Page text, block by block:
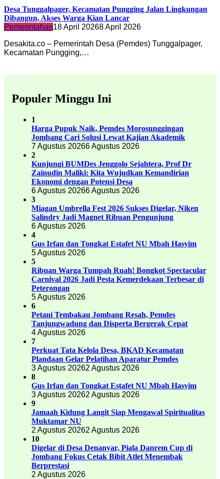
Desa Tunggalpager, Kecamatan Pungging Jalan Lingkungan
Dibangun, Akses Warga Kian Lancar
Pemerintahan18 April 20268 April 2026
Desakita.co – Pemerintah Desa (Pemdes) Tunggalpager,
Kecamatan Pungging,…
Populer Minggu Ini
1
Harga Pupuk Naik, Pemdes Morosunggingan
Jombang Cari Solusi Lewat Kajian Akademik
7 Agustus 20266 Agustus 2026
2
Kunjungi BUMDes Jenggolo Sejahtera, Prof Dr
Zainudin Maliki: Kita Wujudkan Kemandirian
Ekonomi dengan Potensi Desa
6 Agustus 20266 Agustus 2026
3
Miagan Umbrella Fest 2026 Sukses Digelar, Niken
Salindry Jadi Magnet Ribuan Pengunjung
6 Agustus 2026
4
Gus Irfan dan Tongkat Estafet NU Mbah Hasyim
5 Agustus 2026
5
Ribuan Warga Tumpah Ruah! Bongkot Spectacular
Carnival 2026 Jadi Pesta Kemerdekaan Terbesar di
Peterongan
5 Agustus 2026
6
Petani Tembakau Jombang Resah, Pemdes
Tanjungwadung dan Disperta Bergerak Cepat
4 Agustus 2026
7
Perkuat Tata Kelola Desa, BKAD Kecamatan
Plandaan Gelar Pelatihan Aparatur Pemdes
3 Agustus 20262 Agustus 2026
8
Gus Irfan dan Tongkat Estafet NU Mbah Hasyim
3 Agustus 20262 Agustus 2026
9
Jamaah Kidung Langit Siap Mengawal Spiritualitas
Muktamar NU
2 Agustus 20262 Agustus 2026
10
Digelar di Desa Denanyar, Piala Danrem Cup di
Jombang Fokus Cetak Bibit Atlet Menembak
Berprestasi
2 Agustus 2026